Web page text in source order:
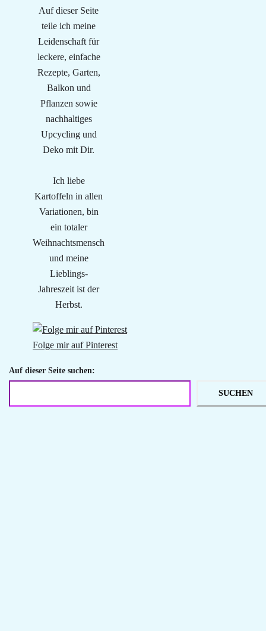
Auf dieser Seite
teile ich meine
Leidenschaft für
leckere, einfache
Rezepte, Garten,
Balkon und
Pflanzen sowie
nachhaltiges
Upcycling und
Deko mit Dir.
Ich liebe
Kartoffeln in allen
Variationen, bin
ein totaler
Weihnachtsmensch
und meine
Lieblings-
Jahreszeit ist der
Herbst.
Folge mir auf Pinterest
Auf dieser Seite suchen:
SUCHEN